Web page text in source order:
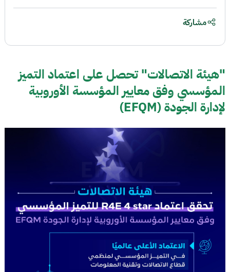
"هيئة الاتصالات" تحصل على اعتماد التميز
المؤسسي وفق معايير المؤسسة الأوروبية
لإدارة الجودة (EFQM)
مشاركة